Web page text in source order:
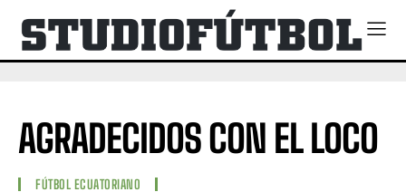
AGRADECIDOS CON EL LOCO
FÚTBOL ECUATORIANO